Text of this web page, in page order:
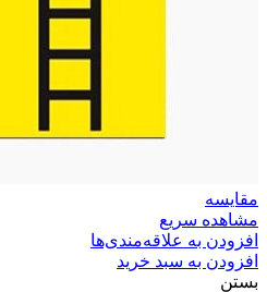
مقایسه
مشاهده سریع
افزودن به علاقه‌مندی‌ها
افزودن به سبد خرید
بستن